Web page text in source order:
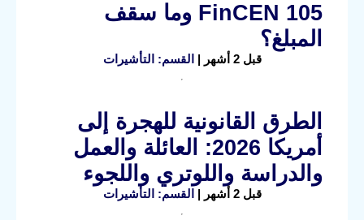
FinCEN 105 وما سقف
المبلغ؟
قبل 2 أشهر | القسم: التأشيرات
الطرق القانونية للهجرة إلى
أمريكا 2026: العائلة والعمل
والدراسة واللوتري واللجوء
قبل 2 أشهر | القسم: التأشيرات